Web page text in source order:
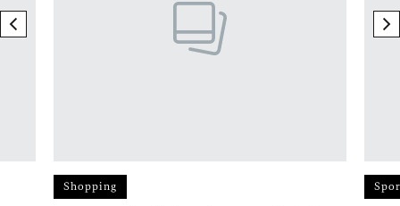
previous element
Shopping